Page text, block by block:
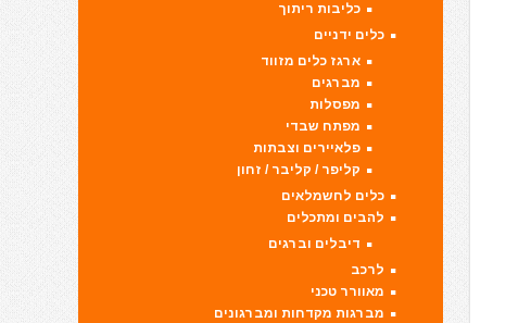
כליבות ריתוך
כלים ידניים
ארגז כלים מזווד
מברגים
מפסלות
מפתח שבדי
פלאיירים וצבתות
קליפר / קליבר / זחון
כלים לחשמלאים
להבים ומתכלים
דיבלים וברגים
לרכב
מאוורר טכני
מברגות מקדחות ומברגונים